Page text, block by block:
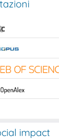
impact